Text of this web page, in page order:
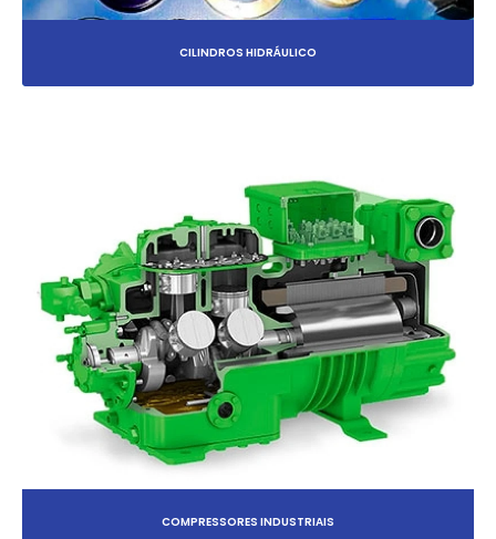
CILINDROS HIDRÁULICO
COMPRESSORES INDUSTRIAIS